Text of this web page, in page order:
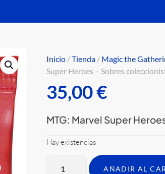
Inicio /Tienda / Magic the
Super Heroes – Sobres
35,00€
MTG: Marvel Super
Hay existencias
AÑADIR AL